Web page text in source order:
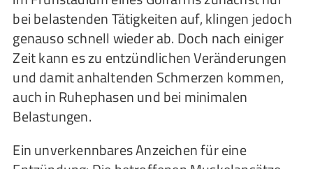
bei belastenden Tätigkeiten auf, klingen jedoch
genauso schnell wieder ab. Doch nach einiger
Zeit kann es zu entzündlichen Veränderungen
und damit anhaltenden Schmerzen kommen,
auch in Ruhephasen und bei minimalen
Belastungen.
Ein unverkennbares Anzeichen für eine